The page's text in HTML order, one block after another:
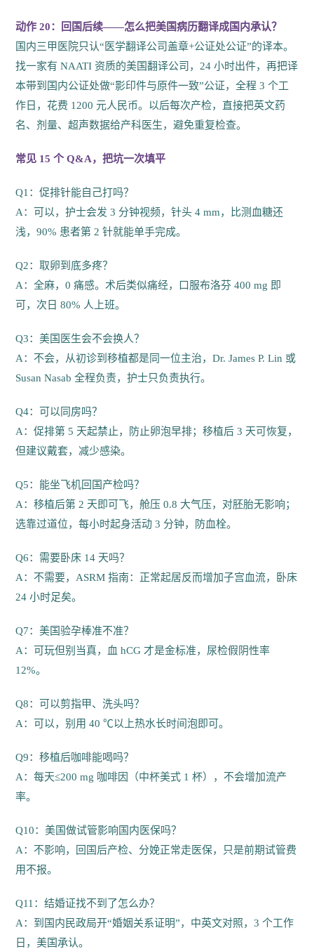
动作 20：回国后续——怎么把美国病历翻译成国内承认？
国内三甲医院只认“医学翻译公司盖章+公证处公证”的译本。
找一家有 NAATI 资质的美国翻译公司，24 小时出件，再把译
本带到国内公证处做“影印件与原件一致”公证，全程 3 个工
作日，花费 1200 元人民币。以后每次产检，直接把英文药
名、剂量、超声数据给产科医生，避免重复检查。
常见 15 个 Q&A，把坑一次填平
Q1：促排针能自己打吗？
A：可以，护士会发 3 分钟视频，针头 4 mm，比测血糖还
浅，90% 患者第 2 针就能单手完成。
Q2：取卵到底多疼？
A：全麻，0 痛感。术后类似痛经，口服布洛芬 400 mg 即
可，次日 80% 人上班。
Q3：美国医生会不会换人？
A：不会，从初诊到移植都是同一位主治，Dr. James P. Lin 或
Susan Nasab 全程负责，护士只负责执行。
Q4：可以同房吗？
A：促排第 5 天起禁止，防止卵泡早排；移植后 3 天可恢复，
但建议戴套，减少感染。
Q5：能坐飞机回国产检吗？
A：移植后第 2 天即可飞，舱压 0.8 大气压，对胚胎无影响；
选靠过道位，每小时起身活动 3 分钟，防血栓。
Q6：需要卧床 14 天吗？
A：不需要，ASRM 指南：正常起居反而增加子宫血流，卧床
24 小时足矣。
Q7：美国验孕棒准不准？
A：可玩但别当真，血 hCG 才是金标准，尿检假阴性率
12%。
Q8：可以剪指甲、洗头吗？
A：可以，别用 40 ℃以上热水长时间泡即可。
Q9：移植后咖啡能喝吗？
A：每天≤200 mg 咖啡因（中杯美式 1 杯），不会增加流产
率。
Q10：美国做试管影响国内医保吗？
A：不影响，回国后产检、分娩正常走医保，只是前期试管费
用不报。
Q11：结婚证找不到了怎么办？
A：到国内民政局开“婚姻关系证明”，中英文对照，3 个工作
日，美国承认。